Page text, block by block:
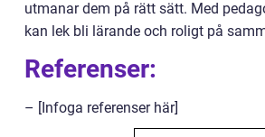
utmanar dem på rätt sätt. Med
kan lek bli lärande och roligt på
Referenser:
– [Infoga referenser här]